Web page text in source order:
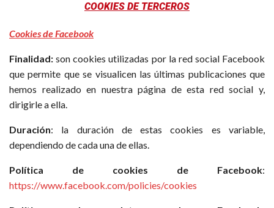
COOKIES DE TERCEROS
Cookies de Facebook
Finalidad:son cookies utilizadas por la red social Facebook
que permite que se visualicen las últimas publicaciones que
hemos realizado en nuestra página de esta red social y,
dirigirle a ella.
Duración: la duración de estas cookies es variable,
dependiendo de cada una de ellas.
Política de cookies de Facebook:
https://www.facebook.com/policies/cookies